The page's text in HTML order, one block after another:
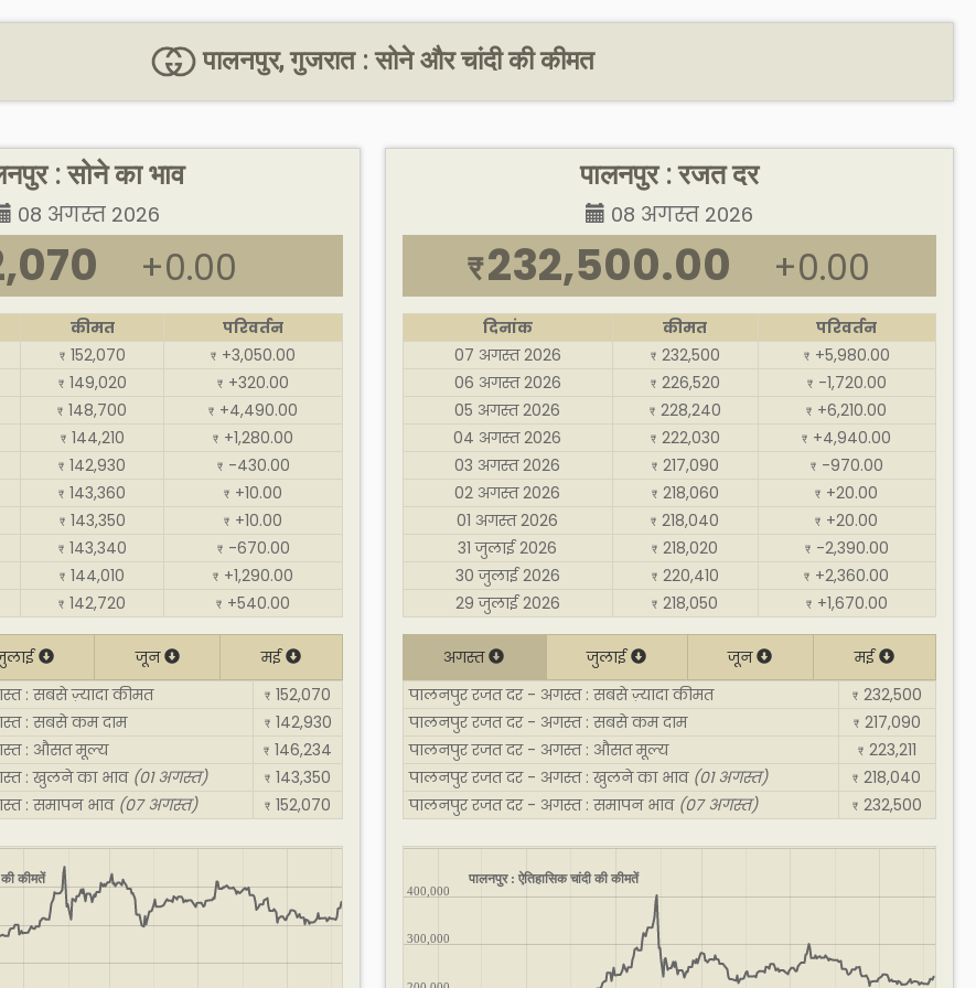
पालनपुर, गुजरात : सोने और चांदी की कीमत
: सोने का भाव
08 अगस्त 2026
+0.00
कीमत
परिवर्तन
₹ 152,070 ₹ +3,050.00
₹ 149,020 ₹ +320.00
₹ 148,700 ₹ +4,490.00
₹ 144,210 ₹ +1,280.00
₹ 142,930 ₹ -430.00
₹ 143,360 ₹ +10.00
₹ 143,350 ₹ +10.00
₹ 143,340 ₹ -670.00
₹ 144,010 ₹ +1,290.00
₹ 142,720 ₹ +540.00
जून
मई
: सबसे ज़्यादा कीमत
₹ 152,070
: सबसे कम दाम
₹ 142,930
: औसत मूल्य
₹ 146,234
: खुलने का भाव (01 अगस्त) ₹ 143,350
: समापन भाव (07 अगस्त) ₹ 152,070
की कीमतें
पालनपुर : रजत दर
08 अगस्त 2026
₹232,500.00 +0.00
दिनांक कीमत
परिवर्तन
07 अगस्त 2026
₹ 232,500 ₹ +5,980.00
06 अगस्त 2026
₹ 226,520 ₹ -1,720.00
05 अगस्त 2026
₹ 228,240 ₹ +6,210.00
04 अगस्त 2026
₹ 222,030 ₹ +4,940.00
03 अगस्त 2026
₹ 217,090 ₹ -970.00
02 अगस्त 2026
₹ 218,060 ₹ +20.00
01 अगस्त 2026
₹ 218,040 ₹ +20.00
31 जुलाई 2026
₹ 218,020 ₹ -2,390.00
30 जुलाई 2026
₹ 220,410 ₹ +2,360.00
29 जुलाई 2026
₹ 218,050 ₹ +1,670.00
अगस्त जुलाई जून
मई
पालनपुर रजत दर - अगस्त : सबसे ज़्यादा कीमत
₹ 232,500
पालनपुर रजत दर - अगस्त : सबसे कम दाम
₹ 217,090
पालनपुर रजत दर - अगस्त : औसत मूल्य
₹ 223,211
पालनपुर रजत दर - अगस्त : खुलने का भाव (01 अगस्त) ₹ 218,040
पालनपुर रजत दर - अगस्त : समापन भाव (07 अगस्त) ₹ 232,500
पालनपुर : ऐतिहासिक चांदी की कीमतें
300,000
400,000